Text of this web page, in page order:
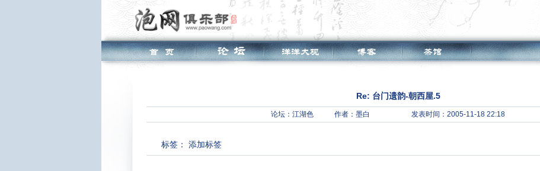
Re: 台门遗韵-朝西屋.5
论坛： 江湖色 作者：墨白 发表时间：2005-11-18 22:18
标签： 添加标签